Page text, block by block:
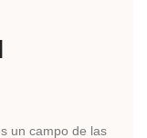
un campo de las